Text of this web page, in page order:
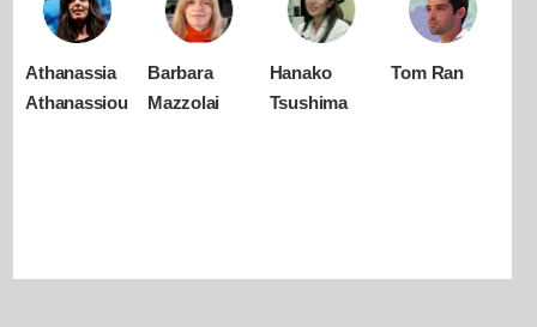
Athanassia
Athanassiou
Barbara
Mazzolai
Hanako
Tsushima
Tom Ran